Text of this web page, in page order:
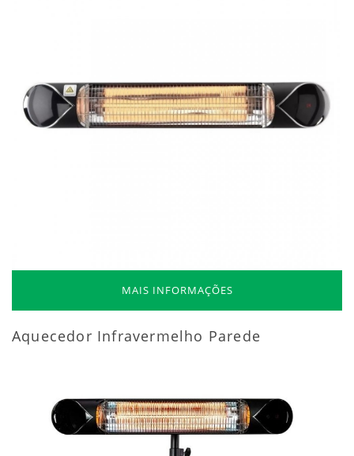
MAIS INFORMAÇÕES
Aquecedor Infravermelho Parede